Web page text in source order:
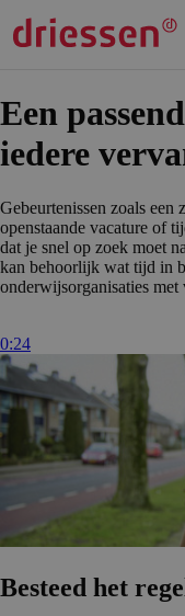
Een
iedere
Gebeurtenissen zoals een
openstaande vacature of
dat je snel op zoek moet
kan behoorlijk wat tijd in
onderwijsorganisaties
0:24
Besteed het